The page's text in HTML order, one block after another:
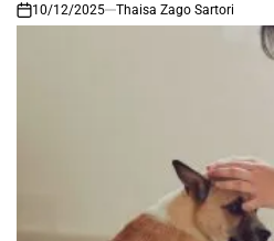
on
10/12/2025 Thaisa Zago Sartori